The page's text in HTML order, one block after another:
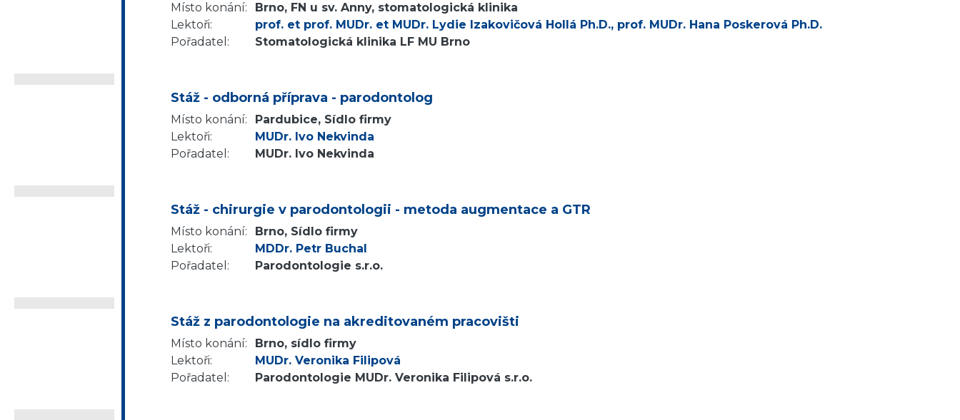
Místo konání:
Brno, FN u sv. Anny, stomatologická klinika
Lektoři:
prof. et prof. MUDr. et MUDr. Lydie Izakovičová Hollá Ph.D., prof. MUDr. Hana Poskerová Ph.D.
Pořadatel:
Stomatologická klinika LF MU Brno
Stáž - odborná příprava - parodontolog
Místo konání:
Pardubice, Sídlo firmy
Lektoři:
MUDr. Ivo Nekvinda
Pořadatel:
MUDr. Ivo Nekvinda
Stáž - chirurgie v parodontologii - metoda augmentace a GTR
Místo konání:
Brno, Sídlo firmy
Lektoři:
MDDr. Petr Buchal
Pořadatel:
Parodontologie s.r.o.
Stáž z parodontologie na akreditovaném pracovišti
Místo konání:
Brno, sídlo firmy
Lektoři:
MUDr. Veronika Filipová
Pořadatel:
Parodontologie MUDr. Veronika Filipová s.r.o.